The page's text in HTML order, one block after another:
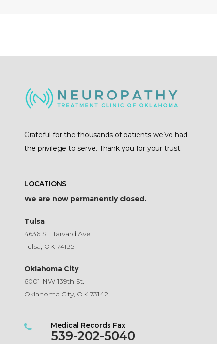
Grateful for the thousands of patients we’ve had
the privilege to serve. Thank you for your trust.
LOCATIONS
We are now permanently closed.
Tulsa
4636 S. Harvard Ave
Tulsa, OK 74135
Oklahoma City
6001 NW 139th St.
Oklahoma City, OK 73142
Medical Records Fax
539-202-5040